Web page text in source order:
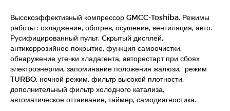
Высокоэффективный компрессор GMCC-Toshiba. Режимы
работы : охладжение, обогрев, осушение, вентиляция, авто.
Русифицированный пульт. Cкрытый дисплей,
антикоррозийное покрытие, функция самоочистки,
обнаружение утечки хладагента, авторестарт при сбоях
электроэнергии, запоминание положения жалюзи, режим
TURBO, ночной режим, фильтр высокой плотности,
дополнительный фильтр холодного катализа,
автоматическое оттаивание, таймер, самодиагностика.